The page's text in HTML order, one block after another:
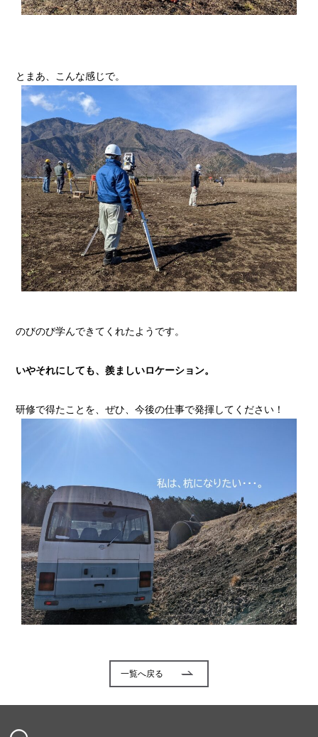
とまあ、こんな感じで。
のびのび学んできてくれたようです。
いやそれにしても、羨ましいロケーション。
研修で得たことを、ぜひ、今後の仕事で発揮してください！
一覧へ戻る